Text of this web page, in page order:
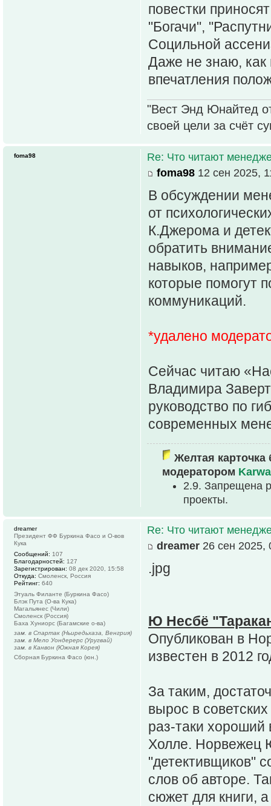
повестки
"Богачи",
Социльной
Даже не знаю, как
впечатления
"Вест Энд Юнайтед
своей цели за счёт
Re: Что читают
foma98 12 сен 2025,
В обсуждении
от
К.Джерома и
обратить
навыков,
которые помогут
коммуникаций.
*удалено
Сейчас читаю
Владимира
руководство по
современных
Желтая карточка
модератором
2.9. Запрещена
проекты.
foma98
Re: Что читают
dreamer 26 сен 2025,
.jpg
Ю Несбё
Опубликован в
известен в 2012
За таким,
вырос в
раз-таки
Холле. Норвежец
"детективщиков"
слов об авторе.
сюжет для книги,
dreamer
Президент ФФ Буркина Фасо и О-вов
Кука
Сообщений: 107
Благодарностей: 127
Зарегистрирован: 08 дек 2020, 15:58
Откуда: Смоленск, Россия
Рейтинг: 640
Этуаль Филанте (Буркина Фасо)
Блэк Пута (О-ва Кука)
Магальянес (Чили)
Смоленск (Россия)
Баха Хуниорс (Багамские о-ва)
зам. в Спартак (Ньиредьхаза, Венгрия)
зам. в Мело Уондерерс (Уругвай)
зам. в Канвон (Южная Корея)
Сборная Буркина Фасо (юн.)